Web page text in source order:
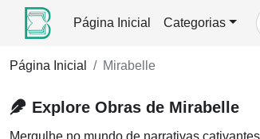
Página Inicial Categorias
Página Inicial Mirabelle
Explore Obras de Mirabelle
Mergulhe no mundo de narrativas